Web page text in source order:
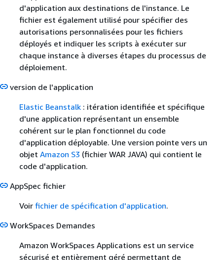
d'application aux destinations de l'instance. Le
fichier est également utilisé pour spécifier des
autorisations personnalisées pour les fichiers
déployés et indiquer les scripts à exécuter sur
chaque instance à diverses étapes du processus de
déploiement.
version de l'application
Elastic Beanstalk: itération identifiée et spécifique
d'une application représentant un ensemble
cohérent sur le plan fonctionnel du code
d'application déployable. Une version pointe vers un
objet Amazon S3 (fichier WAR JAVA) qui contient le
code d'application.
AppSpec fichier
Voir fichier de spécification d'application.
WorkSpaces Demandes
Amazon WorkSpaces Applications est un service
sécurisé et entièrement géré permettant de